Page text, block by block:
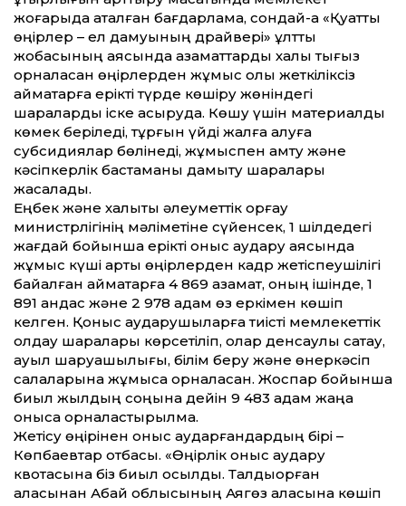
жоғарыда аталған бағдарлама, сондай-ақ «Қуатты
өңірлер – ел дамуының драйвері» ұлттық
жобасының аясында азаматтарды халық тығыз
орналасқан өңірлерден жұмыс қолы жеткіліксіз
аймақтарға ерікті түрде көшіру жөніндегі
шараларды іске асыруда. Көшу үшін материалдық
көмек беріледі, тұрғын үйді жалға алуға
субсидиялар бөлінеді, жұмыспен қамту және
кәсіпкерлік бастаманы дамыту шаралары
жасалады.
Еңбек және халықты әлеуметтік қорғау
министрлігінің мәліметіне сүйенсек, 1 шілдедегі
жағдай бойынша ерікті қоныс аудару аясында
жұмыс күші артық өңірлерден кадр жетіспеу­шілігі
байқалған аймақтарға 4 869 азамат, оның ішінде, 1
891 қандас және 2 978 адам өз еркімен көшіп
келген. Қоныс аударушыларға тиісті мемлекеттік
қолдау шаралары көрсетіліп, олар денсаулық сақтау,
ауыл шаруашылығы, білім беру және өнеркәсіп
салаларына жұмысқа орналасқан. Жоспар бойынша
биыл жылдың соңына дейін 9 483 адам жаңа
қонысқа орналастырылмақ.
Жетісу өңірінен қоныс аударғандардың бірі –
Көпбаевтар отбасы. «Өңірлік қоныс аудару
квотасына біз биыл қосылдық. Талдықорған
қаласынан Абай облысының Аягөз қаласына көшіп